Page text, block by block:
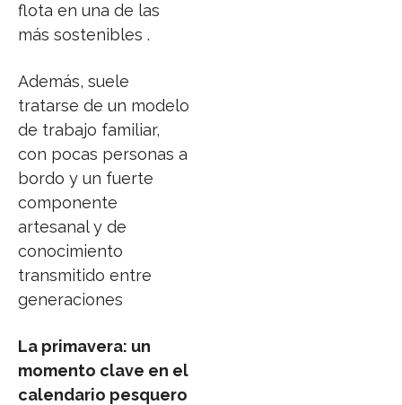
flota en una de las
más sostenibles .
Además, suele
tratarse de un modelo
de trabajo familiar,
con pocas personas a
bordo y un fuerte
componente
artesanal y de
conocimiento
transmitido entre
generaciones
La primavera: un
momento clave en el
calendario pesquero